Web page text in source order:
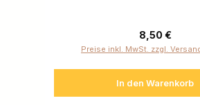
Regulärer
8,50 €
Preise inkl. MwSt. zzgl.
In den Warenkorb